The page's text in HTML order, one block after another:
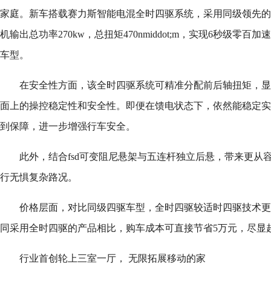
家庭。新车搭载赛力斯智能电混全时四驱系统，采用同级领先
机输出总功率270kw，总扭矩470nmiddot;m，实现6秒级零百加
车型。
在安全性方面，该全时四驱系统可精准分配前后轴扭矩，
面上的操控稳定性和安全性。即便在馈电状态下，依然能稳定
到保障，进一步增强行车安全。
此外，结合fsd可变阻尼悬架与五连杆独立后悬，带来更从
行无惧复杂路况。
价格层面，对比同级四驱车型，全时四驱较适时四驱技术
同采用全时四驱的产品相比，购车成本可直接节省5万元，尽显
行业首创轮上三室一厅， 无限拓展移动的家